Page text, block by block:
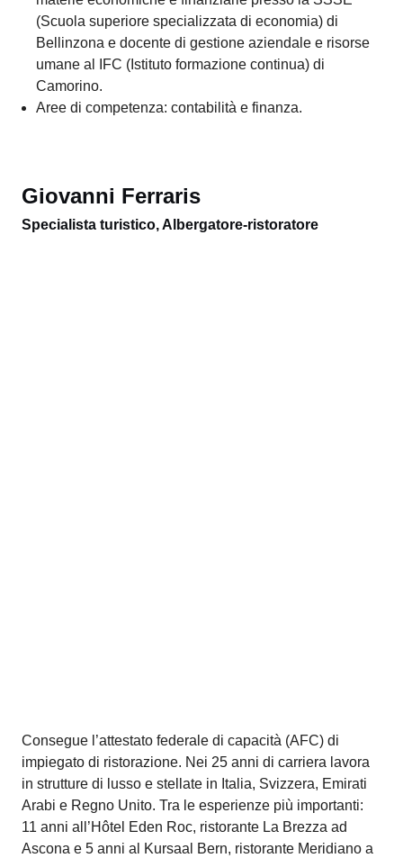
Aree di competenza: hotel management, revenue
management, sales&marketing, CRM, room division.
di specialista in contabilità e finanza e continua l’attività
professionale ricoprendo ruoli di responsabilità nei
reparti Finanze e Risorse Umane in aziende ticinesi.
Dal 2017 è docente di materie economiche e finanziarie
in differenti ordini scolastici e nel 2022 consegue
l’abilitazione all’insegnamento a titolo accessorio presso